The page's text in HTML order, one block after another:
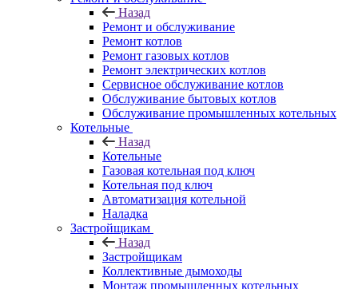
Назад
Ремонт и обслуживание
Ремонт котлов
Ремонт газовых котлов
Ремонт электрических котлов
Сервисное обслуживание котлов
Обслуживание бытовых котлов
Обслуживание промышленных котельных
Котельные
Назад
Котельные
Газовая котельная под ключ
Котельная под ключ
Автоматизация котельной
Наладка
Застройщикам
Назад
Застройщикам
Коллективные дымоходы
Монтаж промышленных котельных